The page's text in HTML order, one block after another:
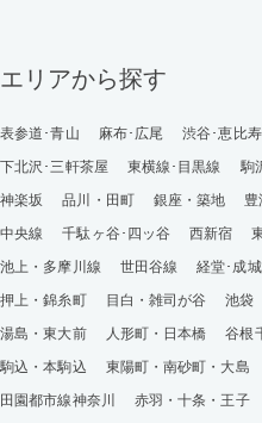
エリアから探す
表参道･青山 麻布･広尾 渋谷･恵比
下北沢･三軒茶屋
東横線･目黒線 駒
神楽坂
品川・田町 銀座・築地 豊
中央線
千駄ヶ谷･四ッ谷 西新宿
池上・多摩川線
世田谷線 経堂･成城
押上・錦糸町
目白・雑司が谷 池袋
湯島・東大前
人形町・日本橋 谷根
駒込・本駒込
東陽町・南砂町・大島
田園都市線神奈川
赤羽・十条・王子